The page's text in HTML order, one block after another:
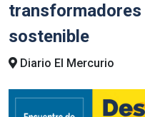
sostenible
Diario El Mercurio